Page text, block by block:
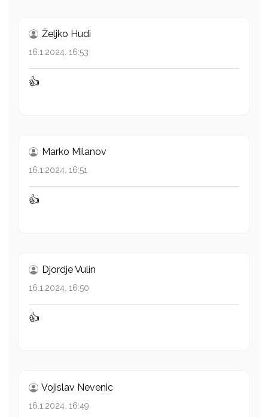
Željko Hudi
16.1.2024. 16:53
👍
Marko Milanov
16.1.2024. 16:51
👍
Djordje Vulin
16.1.2024. 16:50
👍
Vojislav Nevenic
16.1.2024. 16:49